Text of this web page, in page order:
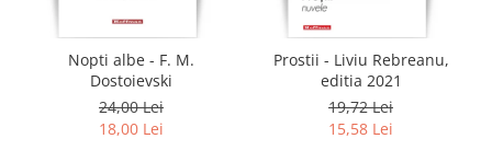
Nopti albe - F. M.
Dostoievski
24,00 Lei
18,00 Lei
Prostii - Liviu Rebreanu,
editia 2021
19,72 Lei
15,58 Lei